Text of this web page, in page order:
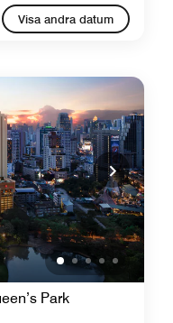
Visa andra datum
Park